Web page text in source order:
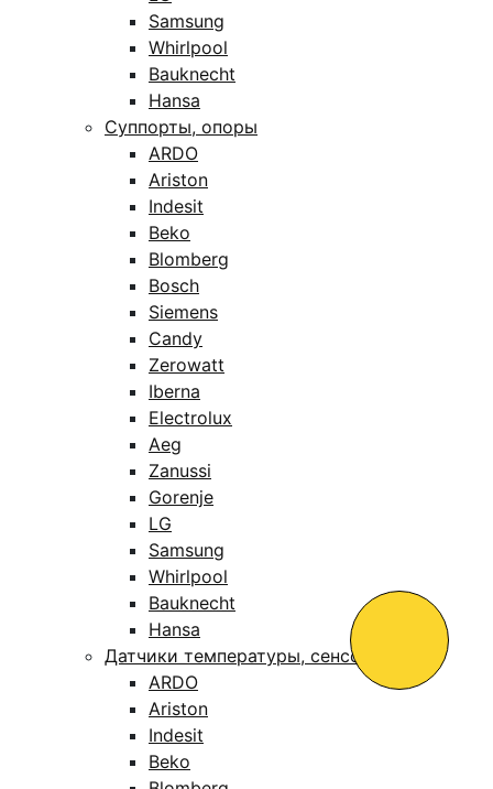
Samsung
Whirlpool
Bauknecht
Hansa
Суппорты, опоры
ARDO
Ariston
Indesit
Beko
Blomberg
Bosch
Siemens
Candy
Zerowatt
Iberna
Electrolux
Aeg
Zanussi
Gorenje
LG
Samsung
Whirlpool
Bauknecht
Hansa
Датчики температуры, сенсоры
ARDO
Ariston
Indesit
Beko